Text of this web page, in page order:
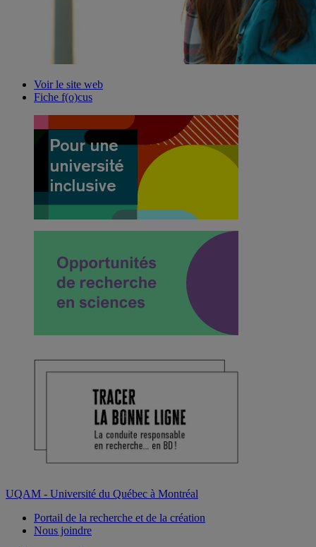
Voir le site web
Fiche f(o)cus
UQAM - Université du Québec à Montréal
Portail de la recherche et de la création
Nous joindre